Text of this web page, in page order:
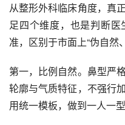
从整形外科临床角度，真
足四个维度，也是判断
准，区别于市面上“伪自然
第一，比例自然。鼻型严
轮廓与气质特征，不强行
用统一模板，做到一人一